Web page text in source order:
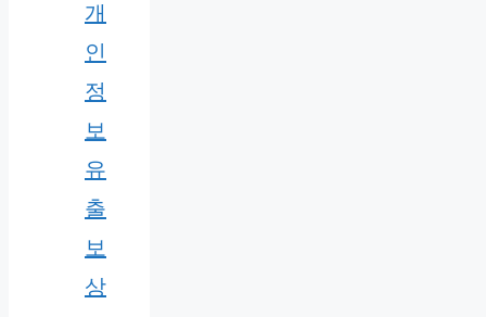
개
인
정
보
유
출
보
상